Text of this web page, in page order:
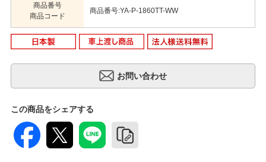
商品番号
商品コード
商品番号:YA-P-1860TT-WW
この商品をシェアする